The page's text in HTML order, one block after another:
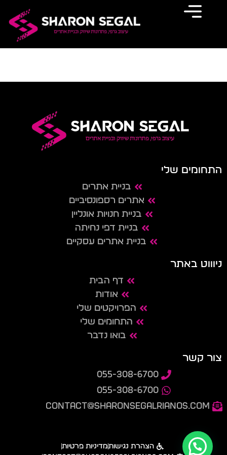
התחומים שלי
בניית אתרים
אתרים רספונסיביים
בניית חנויות אונליין
בניית דפי נחיתה
בניית אתרים עסקיים
ניוווט באתר
דף הבית
אודות
הפרויקטים שלי
התחומים שלי
בואו נדבר
צור קשר
055-308-6700
055-308-6700
contact@sharonsegalrianos.com
הצהרת נגישותמדיניות פרטיות